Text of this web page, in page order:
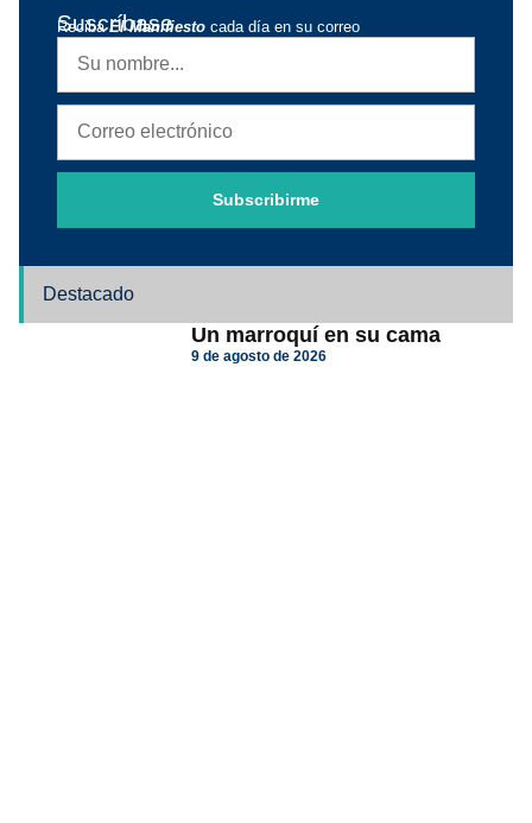
Suscríbase
RecibaEl Manifiesto cada día en su correo
Subscribirme
Destacado
Un marroquí en su cama
9 de agosto de 2026